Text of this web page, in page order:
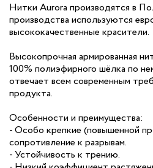
Нитки Aurora производятся в
производства используются
высококачественные красители.
Высокопрочная армированная
100% полиэфирного шёлка по
отвечает всем современным
продукта.
Особенности и преимущества:
- Особо крепкие (повышенной
сопротивление к разрывам.
- Устойчивость к трению.